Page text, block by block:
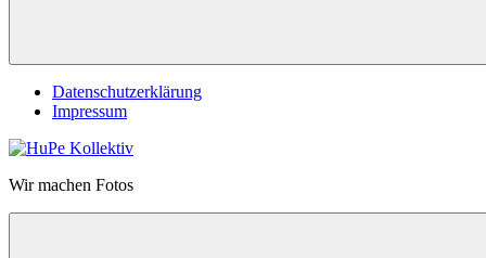
Datenschutzerklärung
Impressum
HuPe
Wir machen Fotos